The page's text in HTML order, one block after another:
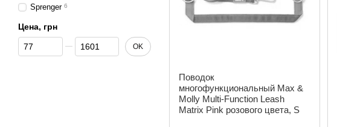
Поводок
многофункциональный Max &
Molly Multi-Function Leash
Matrix Pink розового цвета, S
Sprenger 6
Цена, грн
От Цена, грн
До Цена, грн OK